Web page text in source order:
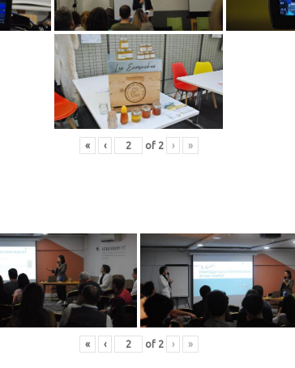
« ‹ of 2 › »
« ‹ of 2 › »